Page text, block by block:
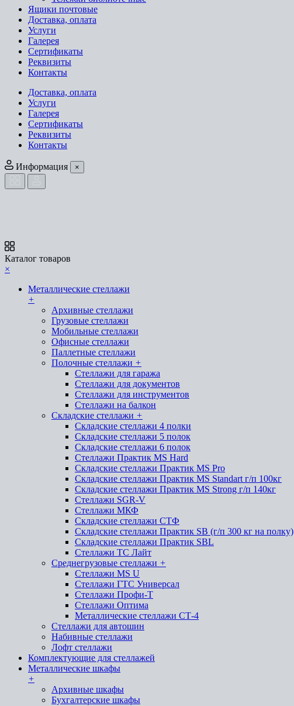
Ящики почтовые
Доставка, оплата
Услуги
Галерея
Сертификаты
Реквизиты
Контакты
Доставка, оплата
Услуги
Галерея
Сертификаты
Реквизиты
Контакты
Информация ×
Каталог товаров
×
Металлические стеллажи
+
Архивные стеллажи
Грузовые стеллажи
Мобильные стеллажи
Офисные стеллажи
Паллетные стеллажи
Полочные стеллажи +
Стеллажи для гаража
Стеллажи для документов
Стеллажи для инструментов
Стеллажи на балкон
Складские стеллажи +
Складские стеллажи 4 полки
Складские стеллажи 5 полок
Складские стеллажи 6 полок
Стеллажи Практик MS Hard
Складские стеллажи Практик MS Pro
Складские стеллажи Практик MS Standart г/п 100кг
Складские стеллажи Практик MS Strong г/п 140кг
Стеллажи SGR-V
Стеллажи МКФ
Складские стеллажи СТФ
Складские стеллажи Практик SB (г/п 300 кг на полку)
Складские стеллажи Практик SBL
Стеллажи ТС Лайт
Среднегрузовые стеллажи +
Стеллажи MS U
Стеллажи ГТС Универсал
Стеллажи Профи-Т
Стеллажи Оптима
Металлические стеллажи СТ-4
Стеллажи для автошин
Набивные стеллажи
Лофт стеллажи
Комплектующие для стеллажей
Металлические шкафы
+
Архивные шкафы
Бухгалтерские шкафы